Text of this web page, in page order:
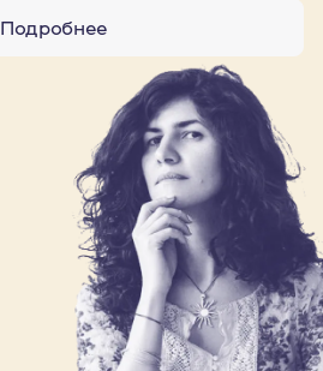
Подробнее